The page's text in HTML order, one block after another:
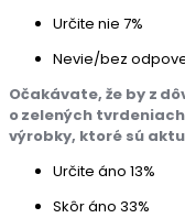
Určite nie 7%
Nevie/bez
Očakávate, že by z
o zelených
výrobky, ktoré sú
Určite áno 13%
Skôr áno 33%